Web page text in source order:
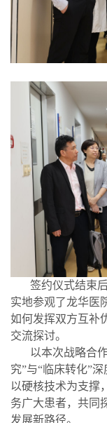
签约仪式结束
实地参观了龙华医
如何发挥双方互补
交流探讨。
以本次战略合
究”与“临床转化”
以硬核技术为支撑
务广大患者，共同
发展新路径。